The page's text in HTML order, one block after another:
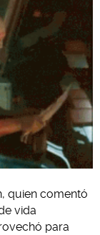
quien comentó
vida
para